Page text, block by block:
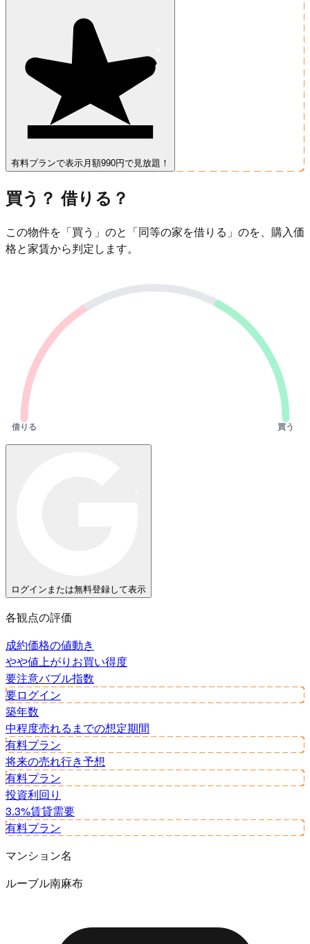
有料プランで表示 月額990円で見放題！
買う？ 借りる？
この物件を「買う」のと「同等の家を借りる」のを、購入価
格と家賃から判定します。
借りる 買う
ログインまたは無料登録して表示
各観点の評価
成約価格の値動き
やや値上がり お買い得度
要注意バブル指数
要ログイン
築年数
中程度売れるまでの想定期間
有料プラン
将来の売れ行き予想
有料プラン
投資利回り
3.3%賃貸需要
有料プラン
マンション名
ルーブル南麻布